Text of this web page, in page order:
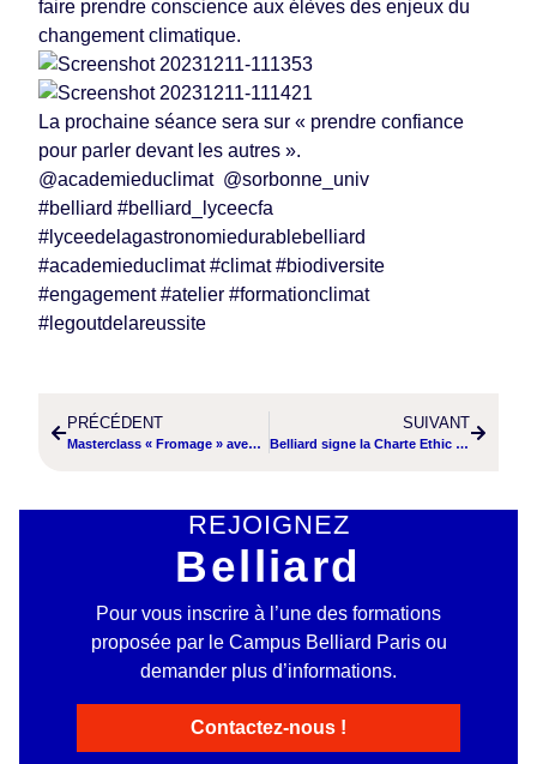
faire prendre conscience aux élèves des enjeux du
changement climatique.
La prochaine séance sera sur « prendre confiance
pour parler devant les autres ».
@academieduclimat @sorbonne_univ
#belliard #belliard_lyceecfa
#lyceedelagastronomiedurablebelliard
#academieduclimat #climat #biodiversite
#engagement #atelier #formationclimat
#legoutdelareussite
PRÉCÉDENT
Masterclass « Fromage » avec Xavier THURET, MOF Fromager
SUIVANT
Belliard signe la Charte Ethic Océan
REJOIGNEZ
Belliard
Pour vous inscrire à l’une des formations
proposée par le Campus Belliard Paris ou
demander plus d’informations.
Contactez-nous !